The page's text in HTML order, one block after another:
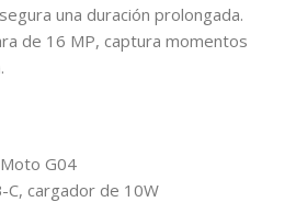
una duración prolongada.
de 16 MP, captura momentos
G04
C, cargador de 10W